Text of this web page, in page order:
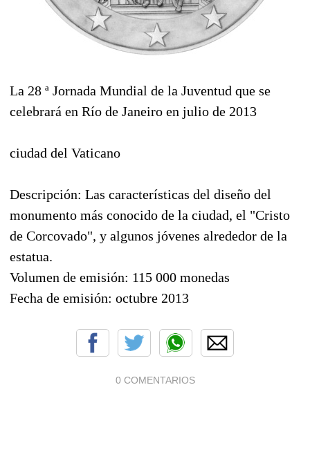
La 28 ª Jornada Mundial de la Juventud que se
celebrará en Río de Janeiro en julio de 2013
ciudad del Vaticano
Descripción: Las características del diseño del
monumento más conocido de la ciudad, el "Cristo
de Corcovado", y algunos jóvenes alrededor de la
estatua.
Volumen de emisión: 115 000 monedas
Fecha de emisión: octubre 2013
0 COMENTARIOS